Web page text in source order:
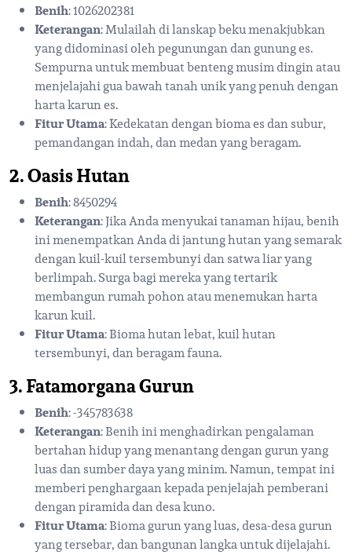
Benih: 1026202381
Keterangan: Mulailah di lanskap beku menakjubkan
yang didominasi oleh pegunungan dan gunung es.
Sempurna untuk membuat benteng musim dingin atau
menjelajahi gua bawah tanah unik yang penuh dengan
harta karun es.
Fitur Utama: Kedekatan dengan bioma es dan subur,
pemandangan indah, dan medan yang beragam.
2. Oasis Hutan
Benih: 8450294
Keterangan: Jika Anda menyukai tanaman hijau, benih
ini menempatkan Anda di jantung hutan yang semarak
dengan kuil-kuil tersembunyi dan satwa liar yang
berlimpah. Surga bagi mereka yang tertarik
membangun rumah pohon atau menemukan harta
karun kuil.
Fitur Utama: Bioma hutan lebat, kuil hutan
tersembunyi, dan beragam fauna.
3. Fatamorgana Gurun
Benih: -345783638
Keterangan: Benih ini menghadirkan pengalaman
bertahan hidup yang menantang dengan gurun yang
luas dan sumber daya yang minim. Namun, tempat ini
memberi penghargaan kepada penjelajah pemberani
dengan piramida dan desa kuno.
Fitur Utama: Bioma gurun yang luas, desa-desa gurun
yang tersebar, dan bangunan langka untuk dijelajahi.